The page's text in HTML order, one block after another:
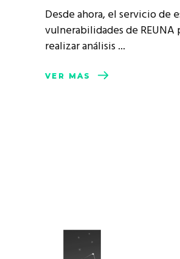
Desde ahora, el servicio de
vulnerabilidades de
realizar análisis
VER MÁS